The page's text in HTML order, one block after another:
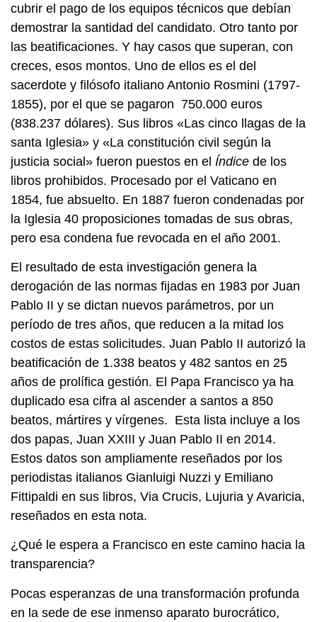
cubrir el pago de los equipos técnicos que debían
demostrar la santidad del candidato. Otro tanto por
las beatificaciones. Y hay casos que superan, con
creces, esos montos. Uno de ellos es el del
sacerdote y filósofo italiano Antonio Rosmini (1797-
1855), por el que se pagaron 750.000 euros
(838.237 dólares). Sus libros «Las cinco llagas de la
santa Iglesia» y «La constitución civil según la
justicia social» fueron puestos en el Índice de los
libros prohibidos. Procesado por el Vaticano en
1854, fue absuelto. En 1887 fueron condenadas por
la Iglesia 40 proposiciones tomadas de sus obras,
pero esa condena fue revocada en el año 2001.
El resultado de esta investigación genera la
derogación de las normas fijadas en 1983 por Juan
Pablo II y se dictan nuevos parámetros, por un
período de tres años, que reducen a la mitad los
costos de estas solicitudes. Juan Pablo II autorizó la
beatificación de 1.338 beatos y 482 santos en 25
años de prolífica gestión. El Papa Francisco ya ha
duplicado esa cifra al ascender a santos a 850
beatos, mártires y vírgenes. Esta lista incluye a los
dos papas, Juan XXIII y Juan Pablo II en 2014.
Estos datos son ampliamente reseñados por los
periodistas italianos Gianluigi Nuzzi y Emiliano
Fittipaldi en sus libros, Via Crucis, Lujuria y Avaricia,
reseñados en esta nota.
¿Qué le espera a Francisco en este camino hacia la
transparencia?
Pocas esperanzas de una transformación profunda
en la sede de ese inmenso aparato burocrático,